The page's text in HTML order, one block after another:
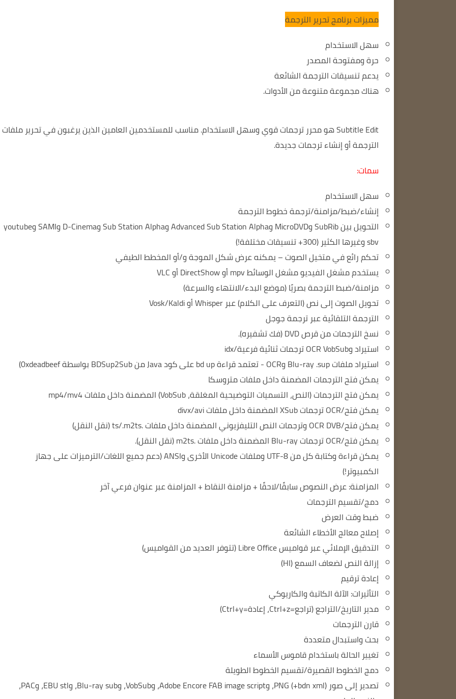
مميزات برنامج تحرير الترجمة
سهل الاستخدام
حرة ومفتوحة المصدر
يدعم تنسيقات الترجمة الشائعة
هناك مجموعة متنوعة من الأدوات.
Subtitle Edit هو محرر ترجمات قوي وسهل الاستخدام.
مناسب للمستخدمين العامين الذين يرغبون في تحرير ملفات
الترجمة أو إنشاء ترجمات جديدة.
سمات:
سهل الاستخدام
إنشاء/ضبط/مزامنة/ترجمة خطوط الترجمة
التحويل بين SubRib وMicroDVD وAdvanced Sub Station Alpha وSub Station Alpha وD-Cinema وSAMI وyoutube
sbv وغيرها الكثير (300+ تنسيقات مختلفة!)
تحكم رائع في متخيل الصوت – يمكنه عرض شكل الموجة و/أو المخطط الطيفي
يستخدم مشغل الفيديو مشغل الوسائط mpv أو DirectShow أو VLC
مزامنة/ضبط الترجمة بصريًا (موضع البدء/الانتهاء والسرعة)
تحويل الصوت إلى نص (التعرف على الكلام) عبر Whisper أو Vosk/Kaldi
الترجمة التلقائية عبر ترجمة جوجل
نسخ الترجمات من قرص DVD (فك تشفيره).
استيراد وOCR VobSub ترجمات ثنائية فرعية/idx
استيراد ملفات Blu-ray .sup وOCR - تعتمد قراءة bd up على كود Java من BDSup2Sub بواسطة 0xdeadbeef)
يمكن فتح الترجمات المضمنة داخل ملفات متروسكا
يمكن فتح الترجمات (النص، التسميات التوضيحية المغلقة، VobSub) المضمنة داخل ملفات mp4/mv4
يمكن فتح/OCR ترجمات XSub المضمنة داخل ملفات divx/avi
يمكن فتح/OCR DVB وترجمات النص التليفزيوني المضمنة داخل ملفات .ts/.m2ts (نقل النقل)
يمكن فتح/OCR ترجمات Blu-ray المضمنة داخل ملفات .m2ts (نقل النقل).
يمكن قراءة وكتابة كل من UTF-8 وملفات Unicode الأخرى وANSI (دعم جميع اللغات/الترميزات على جهاز
الكمبيوتر!)
المزامنة: عرض النصوص سابقًا/لاحقًا + مزامنة النقاط + المزامنة عبر عنوان فرعي آخر
دمج/تقسيم الترجمات
ضبط وقت العرض
إصلاح معالج الأخطاء الشائعة
التدقيق الإملائي عبر قواميس Libre Office (تتوفر العديد من القواميس)
إزالة النص لضعاف السمع (HI)
إعادة ترقيم
التأثيرات: الآلة الكاتبة والكاريوكي
مدير التاريخ/التراجع (تراجع=Ctrl+z، إعادة=Ctrl+y)
قارن الترجمات
بحث واستبدال متعددة
تغيير الحالة باستخدام قاموس الأسماء
دمج الخطوط القصيرة/تقسيم الخطوط الطويلة
تصدير إلى صور PNG (+bdn xml)، وAdobe Encore FAB image script، وVobSub، وBlu-ray sub، وEBU stl، وPAC،